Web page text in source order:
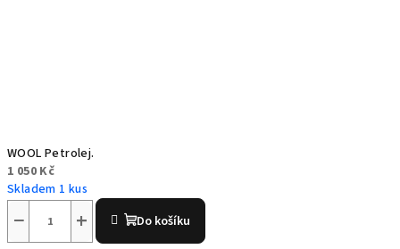
WOOL Petrolej.
1 050 Kč
Skladem 1 kus
+
− Do košíku